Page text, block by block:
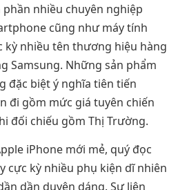
nhiều chuyên nghiệp
cũng như máy tính
nhiều tên thương hiệu hàng
Samsung. Những sản phẩm
đặc biệt ý nghĩa tiên tiến
đi gồm mức giá tuyên chiến
đối chiếu gồm Thị Trường.
iPhone mới mẻ, quý đọc
cực kỳ nhiều phụ kiện dĩ nhiên
dần duyên dáng. Sự liên